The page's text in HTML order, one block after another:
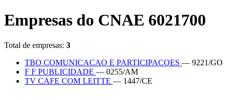
Empresas do CNAE 6021700
Total de empresas: 3
TBO COMUNICACAO E PARTICIPACOES — 9221/GO
F F PUBLICIDADE — 0255/AM
TV CAFE COM LEITTE — 1447/CE